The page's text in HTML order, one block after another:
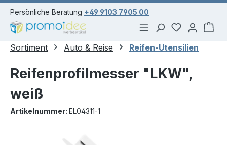
springen
Persönliche Beratung +49 9103 7905 00
Du hast 0
Sortiment Auto & Reise Reifen-Utensilien
Reifenprofilmesser "LKW",
weiß
Artikelnummer: EL04311-1